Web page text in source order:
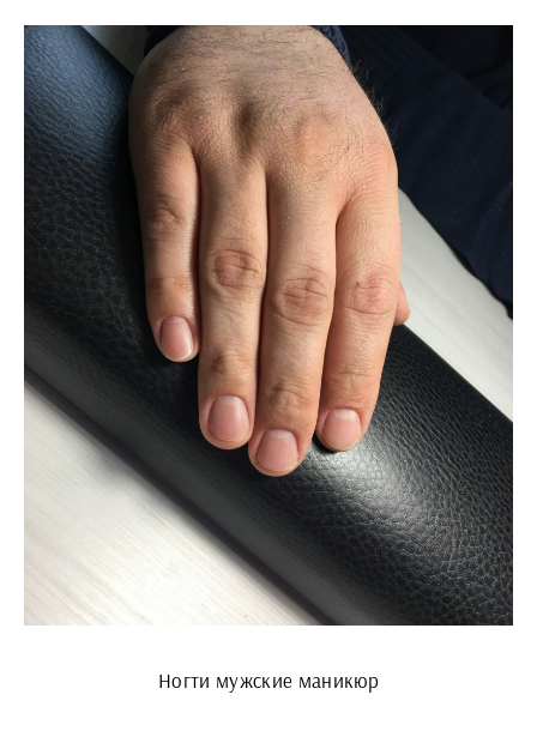
Ногти мужские маникюр